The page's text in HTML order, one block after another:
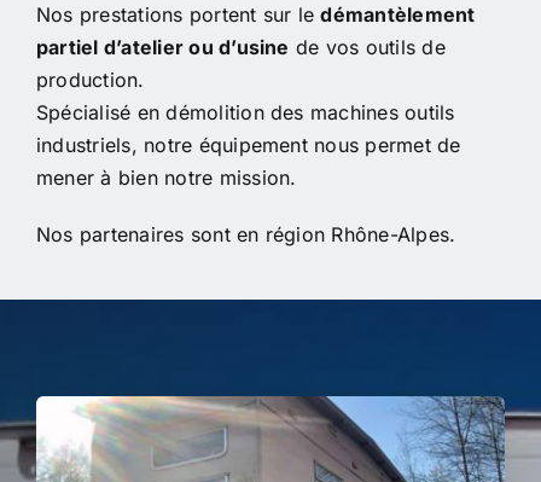
Nos prestations portent sur ledémantèlement
partiel d’atelier ou d’usine de vos outils de
production.
Spécialisé en démolition des machines outils
industriels, notre équipement nous permet de
mener à bien notre mission.
Nos partenaires sont en région Rhône-Alpes.